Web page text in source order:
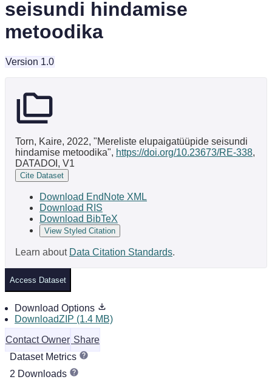
seisundi hindamise
metoodika
Version 1.0
Torn, Kaire, 2022, "Mereliste elupaigatüüpide seisundi
hindamise metoodika", https://doi.org/10.23673/RE-338,
DATADOI, V1
Cite Dataset
Download EndNote XML
Download RIS
Download BibTeX
View Styled Citation
Learn about Data Citation Standards.
Access Dataset
Download Options
DownloadZIP (1.4 MB)
Contact Owner Share
Dataset Metrics
2 Downloads